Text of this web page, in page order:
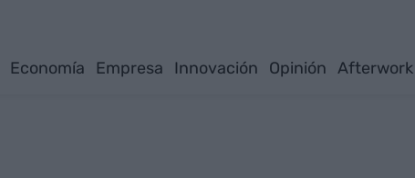
Economía Empresa Innovación Opinión Afterwork